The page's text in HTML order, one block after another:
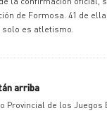
de Formosa. 41 de
solo es atletismo.
arriba
Provincial de los Juegos